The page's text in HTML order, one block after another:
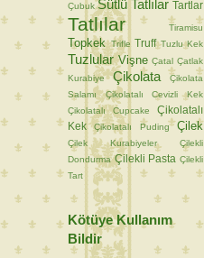
Çubuk Sütlü Tatlılar Tartlar
Tatlılar Tiramisu
Topkek Trifle Truff Tuzlu Kek
Tuzlular Vişne Çatal Çatlak
Kurabiye
Çikolata
Çikolata
Salamı
Çikolatalı Cevizli Kek
Çikolatalı Cupcake
Çikolatalı
Kek
Çikolatalı Puding Çilek
Çilek Kurabiyeler
Çilekli
Dondurma Çilekli Pasta Çilekli
Tart
Kötüye Kullanım
Bildir